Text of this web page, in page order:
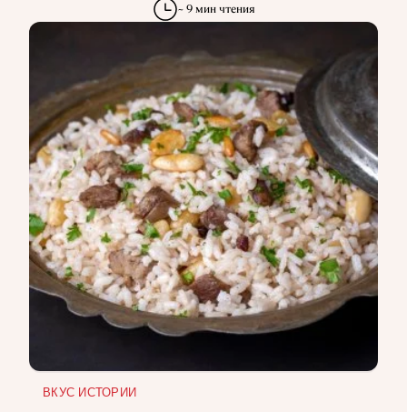
~ 9 мин чтения
ВКУС ИСТОРИИ